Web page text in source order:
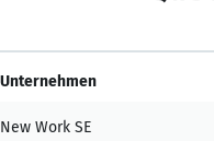
Unternehmen
New Work SE